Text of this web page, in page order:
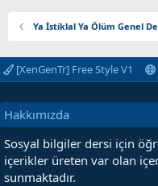
Ya İstiklal Ya Ölüm Genel
[XenGenTr] Free Style V1
Hakkımızda
Sosyal bilgiler dersi için
içerikler üreten var olan
sunmaktadır.